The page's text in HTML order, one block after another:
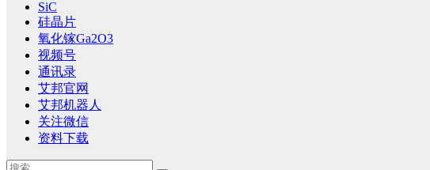
SiC
硅晶片
氧化镓Ga2O3
视频号
通讯录
艾邦官网
艾邦机器人
关注微信
资料下载